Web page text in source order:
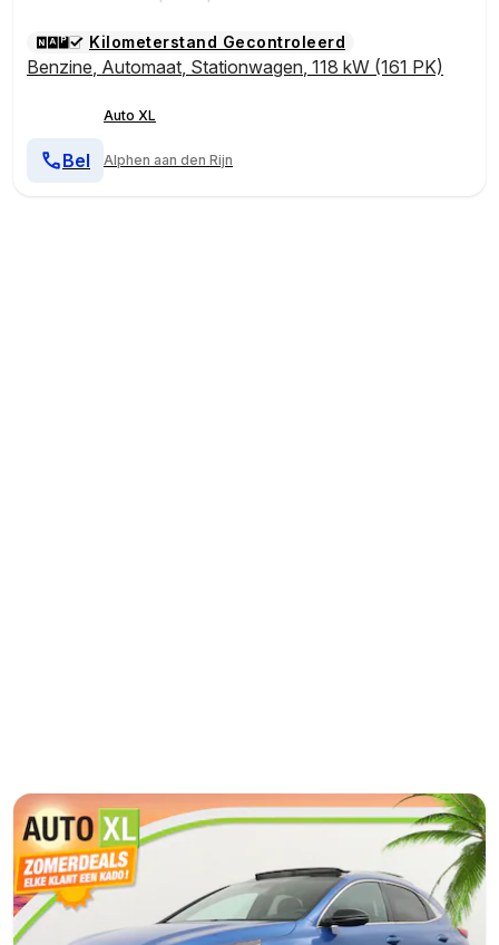
Kilometerstand Gecontroleerd
Benzine, Automaat, Stationwagen, 118 kW (161 PK)
Auto XL
Alphen aan den Rijn
Bel